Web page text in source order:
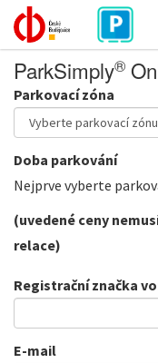
ParkSimply®
Parkovací zóna
Doba parkování
Nejprve vyberte
(uvedené ceny
relace)
Registrační značka
E-mail